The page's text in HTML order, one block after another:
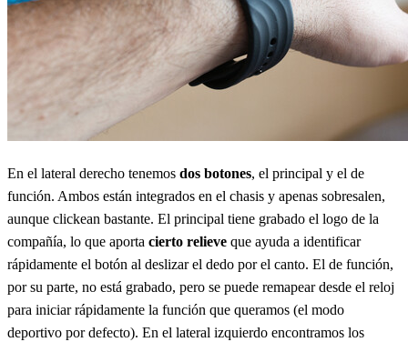
En el lateral derecho tenemos dos botones, el principal y el de
función. Ambos están integrados en el chasis y apenas sobresalen,
aunque clickean bastante. El principal tiene grabado el logo de la
compañía, lo que aporta cierto relieve que ayuda a identificar
rápidamente el botón al deslizar el dedo por el canto. El de función,
por su parte, no está grabado, pero se puede remapear desde el reloj
para iniciar rápidamente la función que queramos (el modo
deportivo por defecto). En el lateral izquierdo encontramos los